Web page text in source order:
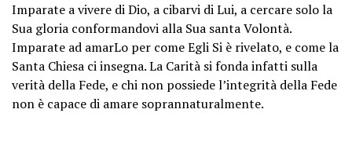
Imparate a vivere di Dio, a cibarvi di Lui, a cercare solo la
Sua gloria conformandovi alla Sua santa Volontà.
Imparate ad amarLo per come Egli Si è rivelato, e come la
Santa Chiesa ci insegna. La Carità si fonda infatti sulla
verità della Fede, e chi non possiede l’integrità della Fede
non è capace di amare soprannaturalmente.